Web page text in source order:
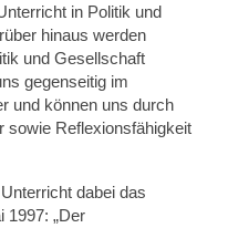
in Politik und
hinaus werden
und Gesellschaft
gegenseitig im
und können uns durch
sowie Reflexionsfähigkeit
dabei das
1997: „Der